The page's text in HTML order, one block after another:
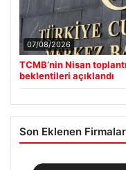
07/08/2026
TCMB’nin Nisan
beklentileri açıklandı
Son Eklenen Firmalar